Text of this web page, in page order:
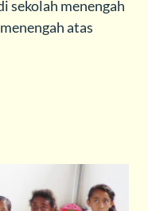
sekolah menengah
atas